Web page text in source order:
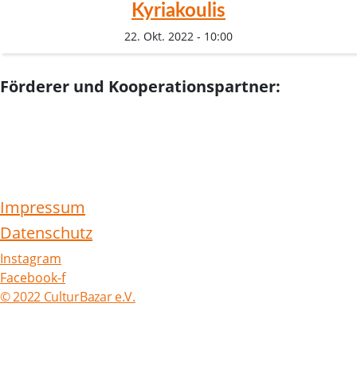
Kyriakoulis
22. Okt. 2022 - 10:00
Förderer und Kooperationspartner:
Impressum
Datenschutz
Instagram
Facebook-f
© 2022 CulturBazar e.V.